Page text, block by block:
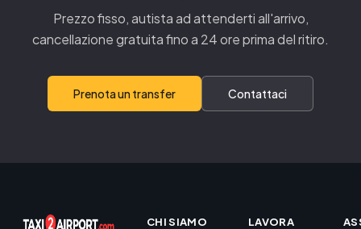
Prezzo fisso, autista ad attenderti all'arrivo,
cancellazione gratuita fino a 24 ore prima del ritiro.
Prenota un transfer Contattaci
CHI SIAMO
LAVORA